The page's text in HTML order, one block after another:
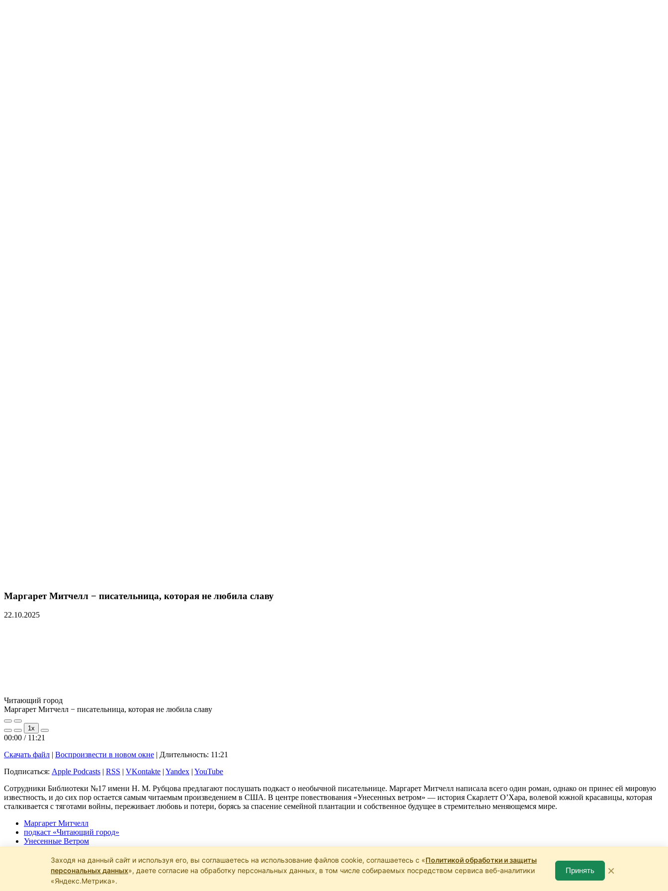
Маргарет Митчелл − писательница, которая не любила славу
22.10.2025
Читающий город
Маргарет Митчелл − писательница, которая не любила славу
Play
Episode
Pause
Episode
1x
00:00 / 11:21
Скачать файл | Воспроизвести в новом окне | Длительность: 11:21
Подписаться: Apple Podcasts | RSS | VKontakte | Yandex | YouTube
Сотрудники Библиотеки №17 имени Н. М. Рубцова предлагают послушать подкаст о необычной писательнице. Маргарет Митчелл написала всего один роман, однако он принес ей мировую
известность, и до сих пор остается самым читаемым произведением в США. В центре повествования «Унесенных ветром» — история Скарлетт О’Хара, волевой южной красавицы, которая
сталкивается с тяготами войны, переживает любовь и потери, борясь за спасение семейной плантации и собственное будущее в стремительно меняющемся мире.
Маргарет Митчелл
подкаст «Читающий город»
Унесенные Ветром
юбилей писателя
Предыдущая запись Владимир Воронин − человек, отдавший жизнь морю.
Следующая запись От строки до сердца
Заходя на данный сайт и используя его, вы соглашаетесь на использование файлов cookie, соглашаетесь с «Политикой обработки и защиты
персональных данных», даете согласие на обработку персональных данных, в том числе собираемых посредством сервиса веб-аналитики
«Яндекс.Метрика».
Принять ×